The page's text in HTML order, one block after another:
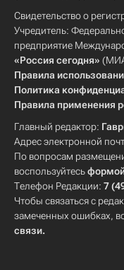
Свидетельство о
Учредитель:
предприятие
«Россия сегодня» (МИА
Правила
Политика
Правила применения
Главный редактор:
Адрес электронной
По вопросам
воспользуйтесь
Телефон Редакции: 7
Чтобы связаться с
замеченных ошибках,
связи.